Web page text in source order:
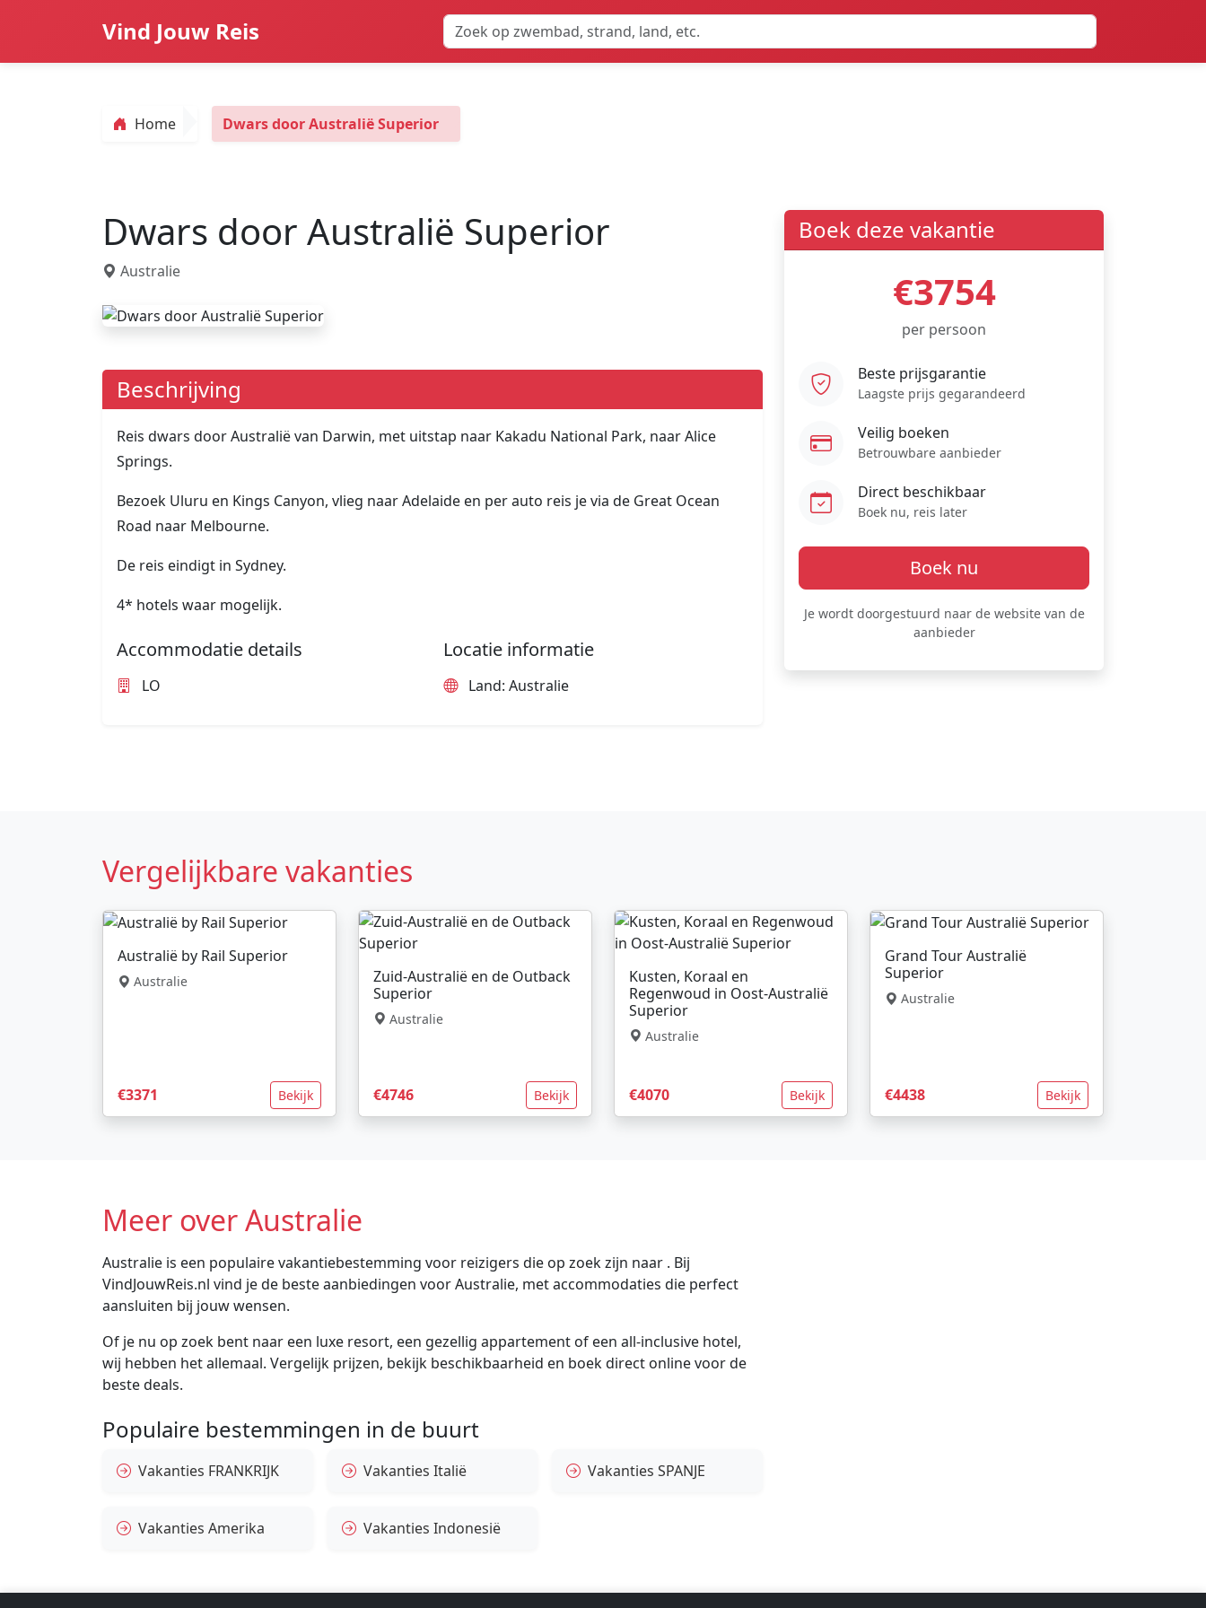
Vind Jouw Reis
Home Dwars door Australië Superior
Dwars door Australië Superior
Australie
Beschrijving
Reis dwars door Australië van Darwin, met uitstap naar Kakadu National Park, naar Alice
Springs.
Bezoek Uluru en Kings Canyon, vlieg naar Adelaide en per auto reis je via de Great Ocean
Road naar Melbourne.
De reis eindigt in Sydney.
4* hotels waar mogelijk.
Accommodatie details
LO
Locatie informatie
Land: Australie
Boek deze vakantie
€3754
per persoon
Beste prijsgarantie
Laagste prijs gegarandeerd
Veilig boeken
Betrouwbare aanbieder
Direct beschikbaar
Boek nu, reis later
Boek nu
Je wordt doorgestuurd naar de website van de
aanbieder
Vergelijkbare vakanties
Australië by Rail Superior
Australie
€3371 Bekijk
Zuid-Australië en de Outback
Superior
Australie
€4746 Bekijk
Kusten, Koraal en
Regenwoud in Oost-Australië
Superior
Australie
€4070 Bekijk
Grand Tour Australië
Superior
Australie
€4438 Bekijk
Meer over Australie
Australie is een populaire vakantiebestemming voor reizigers die op zoek zijn naar . Bij
VindJouwReis.nl vind je de beste aanbiedingen voor Australie, met accommodaties die perfect
aansluiten bij jouw wensen.
Of je nu op zoek bent naar een luxe resort, een gezellig appartement of een all-inclusive hotel,
wij hebben het allemaal. Vergelijk prijzen, bekijk beschikbaarheid en boek direct online voor de
beste deals.
Populaire bestemmingen in de buurt
Vakanties FRANKRIJK Vakanties Italië Vakanties SPANJE
Vakanties Amerika Vakanties Indonesië